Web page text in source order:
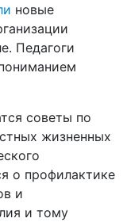
новые
Педагоги
советы по
жизненных
о профилактике
и
и тому